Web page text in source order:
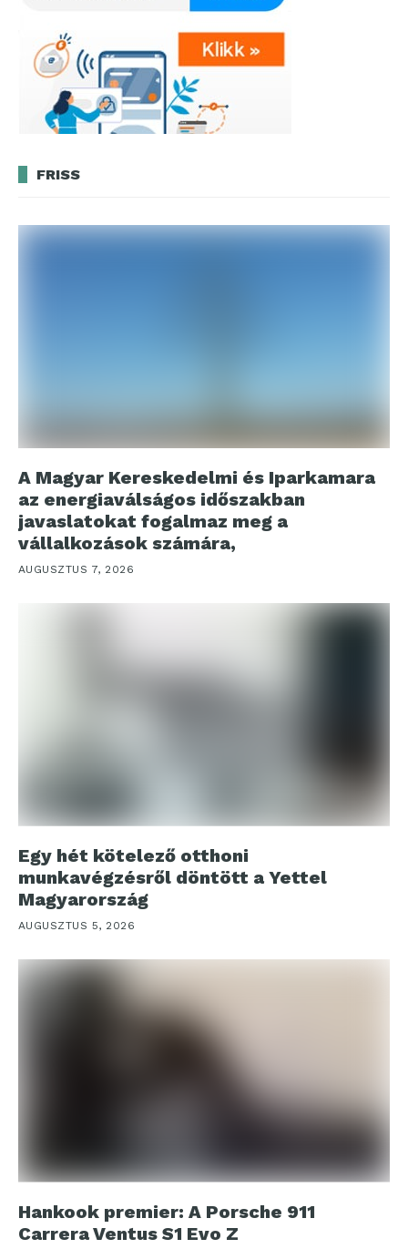
FRISS
A Magyar Kereskedelmi és Iparkamara
az energiaválságos időszakban
javaslatokat fogalmaz meg a
vállalkozások számára,
AUGUSZTUS 7, 2026
Egy hét kötelező otthoni
munkavégzésről döntött a Yettel
Magyarország
AUGUSZTUS 5, 2026
Hankook premier: A Porsche 911
Carrera Ventus S1 Evo Z